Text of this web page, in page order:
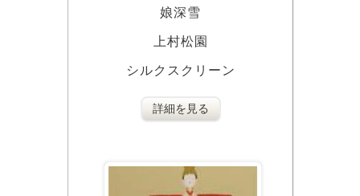
娘深雪
上村松園
シルクスクリーン
詳細を見る